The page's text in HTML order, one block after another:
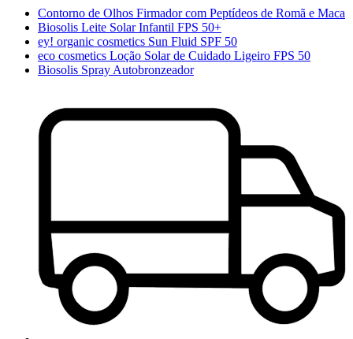
Contorno de Olhos Firmador com Peptídeos de Romã e Maca
Biosolis Leite Solar Infantil FPS 50+
ey! organic cosmetics Sun Fluid SPF 50
eco cosmetics Loção Solar de Cuidado Ligeiro FPS 50
Biosolis Spray Autobronzeador